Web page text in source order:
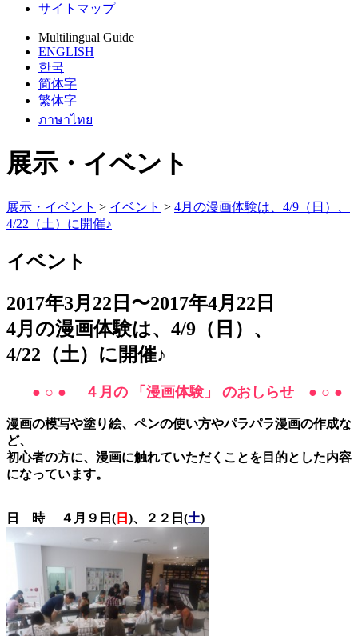
サイトマップ
Multilingual Guide
ENGLISH
한국
简体字
繁体字
ภาษาไทย
展示・イベント
展示・イベント > イベント > 4月の漫画体験は、4/9（日）、
4/22（土）に開催♪
イベント
2017年3月22日〜2017年4月22日
4月の漫画体験は、4/9（日）、
4/22（土）に開催♪
● ○ ● ４月の 「 漫画体験」 のおしらせ ● ○ ●
漫画の模写や塗り絵、ペンの使い方やパラパラ漫画の作成な
ど、
初心者の方に、漫画に触れていただくことを目的とした内容
になっています。
日 時 ４月９日( 日 )、２２日(土)